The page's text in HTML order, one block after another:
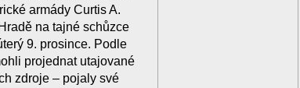
armády Curtis A.
na tajné schůzce
9. prosince. Podle
projednat utajované
zdroje – pojaly své